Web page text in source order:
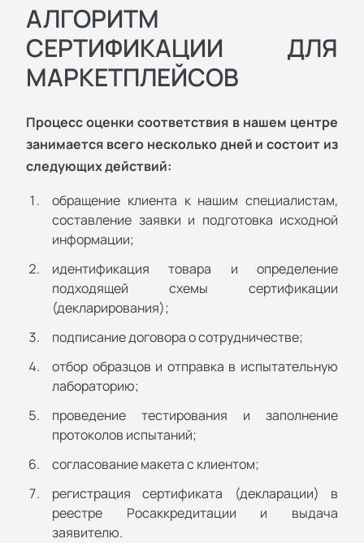
АЛГОРИТМ
СЕРТИФИКАЦИИ ДЛЯ
МАРКЕТПЛЕЙСОВ
Процесс оценки соответствия в нашем центре
занимается всего несколько дней и состоит из
следующих действий:
обращение клиента к нашим специалистам,
составление заявки и подготовка исходной
информации;
идентификация товара и определение
подходящей схемы сертификации
(декларирования);
подписание договора о сотрудничестве;
отбор образцов и отправка в испытательную
лабораторию;
проведение тестирования и заполнение
протоколов испытаний;
согласование макета с клиентом;
регистрация сертификата (декларации) в
реестре Росаккредитации и выдача
заявителю.